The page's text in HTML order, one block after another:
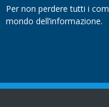
Per non perdere tutti i
mondo dell’informazione.